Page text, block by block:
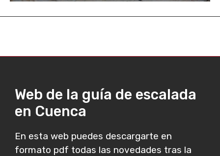
Web de la guía de escalada
en Cuenca
En esta web puedes descargarte en
formato pdf todas las novedades tras la